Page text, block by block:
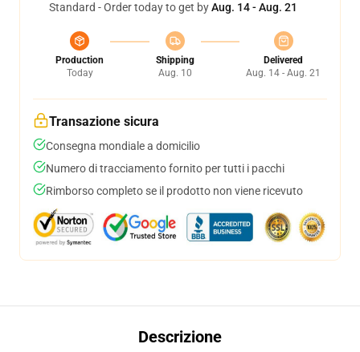
Standard - Order today to get byAug. 14 - Aug. 21
Production
Today
Shipping
Aug. 10
Delivered
Aug. 14 - Aug. 21
Transazione sicura
Consegna mondiale a domicilio
Numero di tracciamento fornito per tutti i pacchi
Rimborso completo se il prodotto non viene ricevuto
Descrizione